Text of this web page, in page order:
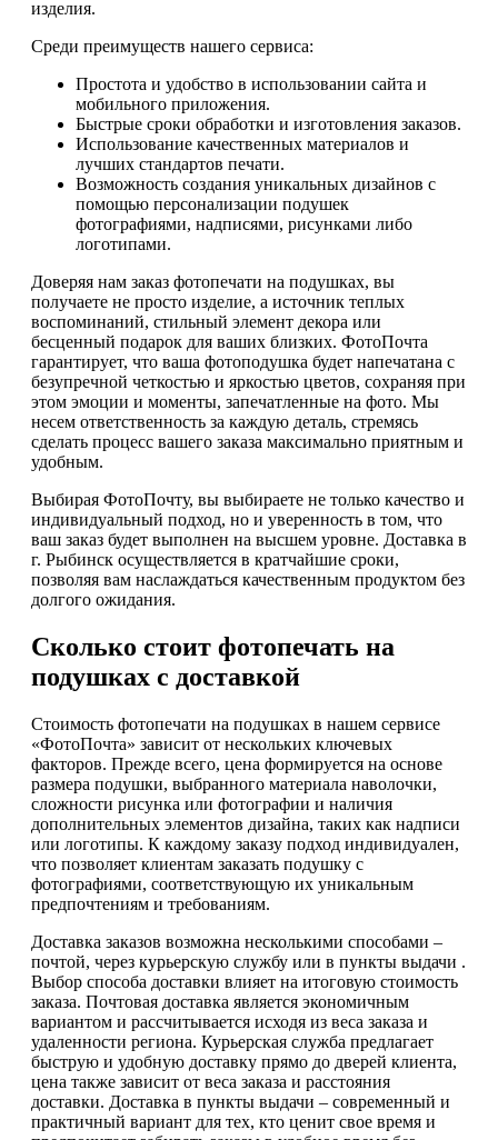
изделия.
Среди преимуществ нашего сервиса:
Простота и удобство в использовании сайта и
мобильного приложения.
Быстрые сроки обработки и изготовления заказов.
Использование качественных материалов и
лучших стандартов печати.
Возможность создания уникальных дизайнов с
помощью персонализации подушек
фотографиями, надписями, рисунками либо
логотипами.
Доверяя нам заказ фотопечати на подушках, вы
получаете не просто изделие, а источник теплых
воспоминаний, стильный элемент декора или
бесценный подарок для ваших близких. ФотоПочта
гарантирует, что ваша фотоподушка будет напечатана с
безупречной четкостью и яркостью цветов, сохраняя при
этом эмоции и моменты, запечатленные на фото. Мы
несем ответственность за каждую деталь, стремясь
сделать процесс вашего заказа максимально приятным и
удобным.
Выбирая ФотоПочту, вы выбираете не только качество и
индивидуальный подход, но и уверенность в том, что
ваш заказ будет выполнен на высшем уровне. Доставка в
г. Рыбинск осуществляется в кратчайшие сроки,
позволяя вам наслаждаться качественным продуктом без
долгого ожидания.
Сколько стоит фотопечать на
подушках с доставкой
Стоимость фотопечати на подушках в нашем сервисе
«ФотоПочта» зависит от нескольких ключевых
факторов. Прежде всего, цена формируется на основе
размера подушки, выбранного материала наволочки,
сложности рисунка или фотографии и наличия
дополнительных элементов дизайна, таких как надписи
или логотипы. К каждому заказу подход индивидуален,
что позволяет клиентам заказать подушку с
фотографиями, соответствующую их уникальным
предпочтениям и требованиям.
Доставка заказов возможна несколькими способами –
почтой, через курьерскую службу или в пункты выдачи .
Выбор способа доставки влияет на итоговую стоимость
заказа. Почтовая доставка является экономичным
вариантом и рассчитывается исходя из веса заказа и
удаленности региона. Курьерская служба предлагает
быструю и удобную доставку прямо до дверей клиента,
цена также зависит от веса заказа и расстояния
доставки. Доставка в пункты выдачи – современный и
практичный вариант для тех, кто ценит свое время и